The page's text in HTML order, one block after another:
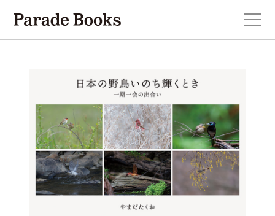
本を探す
新刊・近刊のお知らせ
おすすめ！この一冊。